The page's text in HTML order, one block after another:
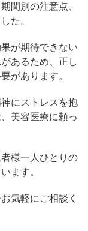
間別の注意点、
た。
が期待できない
あるため、正し
があります。
にストレスを抱
美容医療に頼っ
様一人ひとりの
ます。
気軽にご相談く